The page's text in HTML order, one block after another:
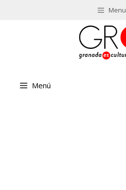
Menu
Menú